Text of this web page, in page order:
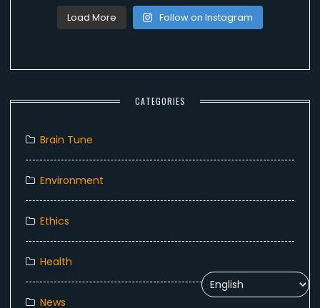
Load More Follow on Instagram
CATEGORIES
Brain Tune
Environment
Ethics
Health
News